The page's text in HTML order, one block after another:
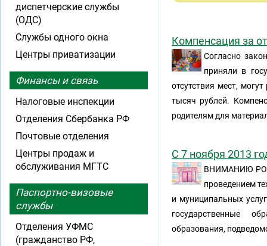
Компенсация за
Согласно
приняли в
отсутствия мест,
тысяч рублей.
родителям для
С 7 ноября 2013
ВНИМАНИЮ
проведением
и муниципальных
государственные
образования,
диспетчерские службы
(ОДС)
Службы одного окна
Центры приватизации
Финансы и связь
Налоговые инспекции
Отделения Сбербанка РФ
Почтовые отделения
Центры продаж и
обслуживания МГТС
Паспортно-визовые
службы
Отделения УФМС
(гражданство РФ,